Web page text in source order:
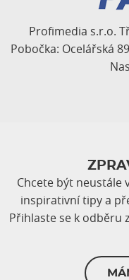
Profimedia s.r.o.
Pobočka: Ocelářská
Chcete být neustále
inspirativní tipy a
Přihlaste se k odběru